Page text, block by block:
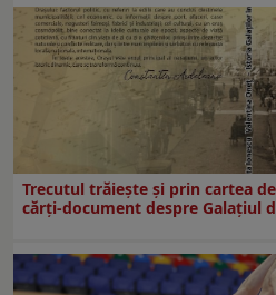
Trecutul trăiește și prin cartea
cărți-document despre Galațiul